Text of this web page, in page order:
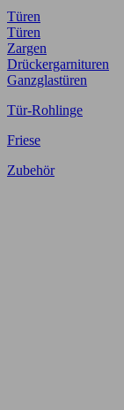
Türen
Türen
Zargen
Drückergarnituren
Ganzglastüren
Tür-Rohlinge
Friese
Zubehör